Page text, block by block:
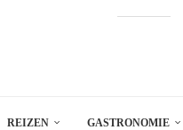
REIZEN GASTRONOMIE